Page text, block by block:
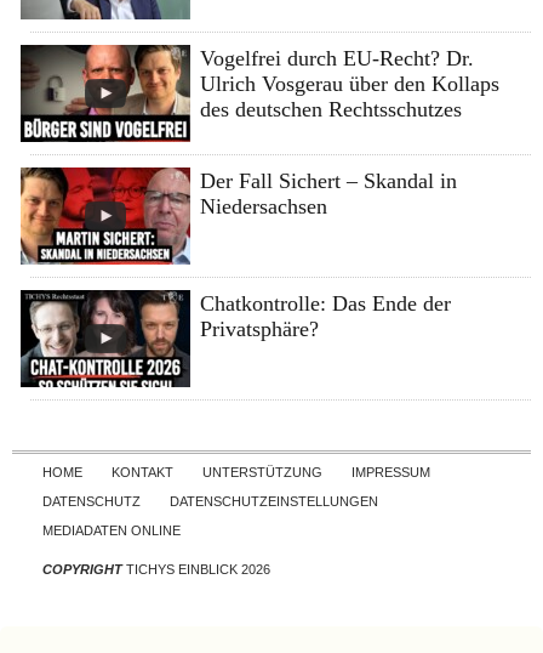
Vogelfrei durch EU-Recht? Dr.
Ulrich Vosgerau über den Kollaps
des deutschen Rechtsschutzes
Der Fall Sichert – Skandal in
Niedersachsen
Chatkontrolle: Das Ende der
Privatsphäre?
Skip to content
HOME KONTAKT UNTERSTÜTZUNG
IMPRESSUM
DATENSCHUTZ
DATENSCHUTZEINSTELLUNGEN
MEDIADATEN ONLINE
COPYRIGHTTICHYS EINBLICK 2026